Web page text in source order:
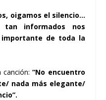
oigamos el silencio…
informados nos
de toda la
canción:“No encuentro
nada más elegante/